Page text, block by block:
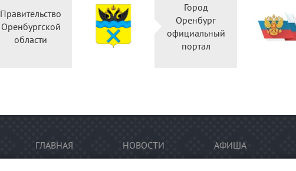
Правительство
Оренбургской
области
Город
Оренбург
официальный
портал
ГЛАВНАЯ НОВОСТИ АФИША